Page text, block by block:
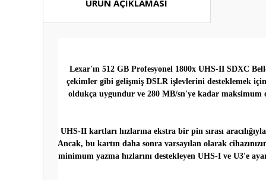
ÜRÜN AÇIKLAMASI
Lexar'ın 512 GB Profesyonel 1800x UHS-II SDXC
çekimler gibi gelişmiş DSLR işlevlerini desteklemek
oldukça uygundur ve 280 MB/sn'ye kadar maksimum
UHS-II kartları hızlarına ekstra bir pin sırası
Ancak, bu kartın daha sonra varsayılan olarak
minimum yazma hızlarını destekleyen UHS-I ve U3'e